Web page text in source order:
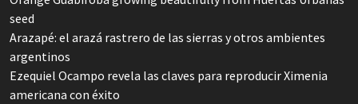
seed
Arazapé: el arazá rastrero de las sierras y otros ambientes
argentinos
Ezequiel Ocampo revela las claves para reproducir Ximenia
americana con éxito